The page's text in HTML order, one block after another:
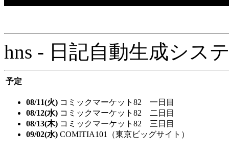
hns - 日記自動生成シス
予定
08/11(火) コミックマーケット82 一日目
08/12(水) コミックマーケット82 二日目
08/13(木) コミックマーケット82 三日目
09/02(水) COMITIA101（東京ビッグサイト）